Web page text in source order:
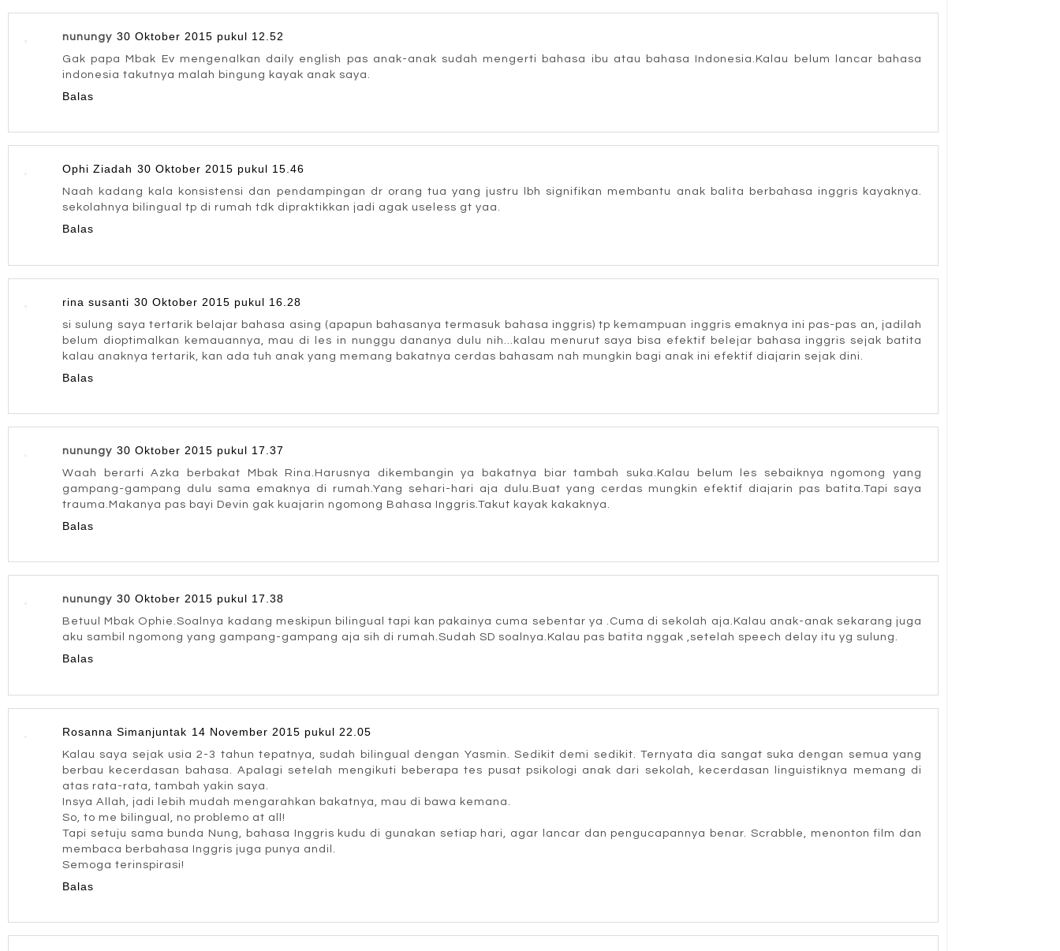
nunungy 30 Oktober 2015 pukul 12.52
Gak papa Mbak Ev mengenalkan daily english pas anak-anak sudah mengerti bahasa ibu atau bahasa Indonesia.Kalau belum lancar bahasa
indonesia takutnya malah bingung kayak anak saya.
Balas
Ophi Ziadah 30 Oktober 2015 pukul 15.46
Naah kadang kala konsistensi dan pendampingan dr orang tua yang justru lbh signifikan membantu anak balita berbahasa inggris kayaknya.
sekolahnya bilingual tp di rumah tdk dipraktikkan jadi agak useless gt yaa.
Balas
rina susanti 30 Oktober 2015 pukul 16.28
si sulung saya tertarik belajar bahasa asing (apapun bahasanya termasuk bahasa inggris) tp kemampuan inggris emaknya ini pas-pas an, jadilah
belum dioptimalkan kemauannya, mau di les in nunggu dananya dulu nih...kalau menurut saya bisa efektif belejar bahasa inggris sejak batita
kalau anaknya tertarik, kan ada tuh anak yang memang bakatnya cerdas bahasam nah mungkin bagi anak ini efektif diajarin sejak dini.
Balas
nunungy 30 Oktober 2015 pukul 17.37
Waah berarti Azka berbakat Mbak Rina.Harusnya dikembangin ya bakatnya biar tambah suka.Kalau belum les sebaiknya ngomong yang
gampang-gampang dulu sama emaknya di rumah.Yang sehari-hari aja dulu.Buat yang cerdas mungkin efektif diajarin pas batita.Tapi saya
trauma.Makanya pas bayi Devin gak kuajarin ngomong Bahasa Inggris.Takut kayak kakaknya.
Balas
nunungy 30 Oktober 2015 pukul 17.38
Betuul Mbak Ophie.Soalnya kadang meskipun bilingual tapi kan pakainya cuma sebentar ya .Cuma di sekolah aja.Kalau anak-anak sekarang juga
aku sambil ngomong yang gampang-gampang aja sih di rumah.Sudah SD soalnya.Kalau pas batita nggak ,setelah speech delay itu yg sulung.
Balas
Rosanna Simanjuntak 14 November 2015 pukul 22.05
Kalau saya sejak usia 2-3 tahun tepatnya, sudah bilingual dengan Yasmin. Sedikit demi sedikit. Ternyata dia sangat suka dengan semua yang
berbau kecerdasan bahasa. Apalagi setelah mengikuti beberapa tes pusat psikologi anak dari sekolah, kecerdasan linguistiknya memang di
atas rata-rata, tambah yakin saya.
Insya Allah, jadi lebih mudah mengarahkan bakatnya, mau di bawa kemana.
So, to me bilingual, no problemo at all!
Tapi setuju sama bunda Nung, bahasa Inggris kudu di gunakan setiap hari, agar lancar dan pengucapannya benar. Scrabble, menonton film dan
membaca berbahasa Inggris juga punya andil.
Semoga terinspirasi!
Balas